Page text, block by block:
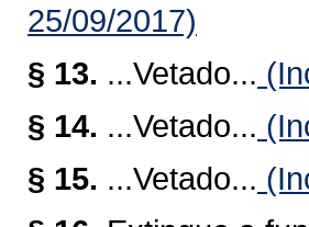
25/09/2017)
§ 13. ...Vetado...
§ 14. ...Vetado...
§ 15. ...Vetado...